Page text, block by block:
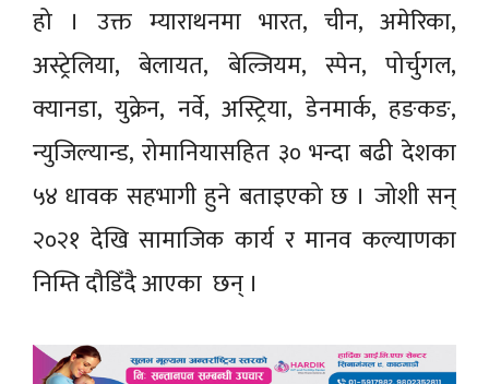
हो । उक्त म्याराथनमा भारत, चीन, अमेरिका,
अस्ट्रेलिया, बेलायत, बेल्जियम, स्पेन, पोर्चुगल,
क्यानडा, युक्रेन, नर्वे, अस्ट्रिया, डेनमार्क, हङकङ,
न्युजिल्यान्ड, रोमानियासहित ३० भन्दा बढी देशका
५४ धावक सहभागी हुने बताइएको छ । जोशी सन्
२०२१ देखि सामाजिक कार्य र मानव कल्याणका
निम्ति दौडिँदै आएका छन् ।